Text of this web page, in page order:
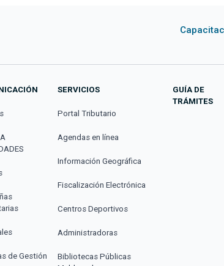
de Gestión
SERVICIOS
Portal Tributario
Agendas en línea
Información Geográfica
Fiscalización Electrónica
Centros Deportivos
Administradoras
Bibliotecas Públicas
GUÍA DE
TRÁMITES